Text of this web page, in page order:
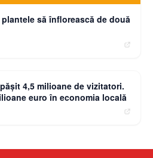
să înflorească de două
4,5 milioane de vizitatori.
euro în economia locală